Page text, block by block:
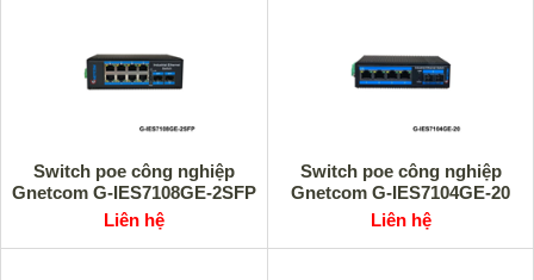
Switch poe công nghiệp
Gnetcom G-IES7108GE-2SFP
Liên hệ
Switch poe công nghiệp
Gnetcom G-IES7104GE-20
Liên hệ